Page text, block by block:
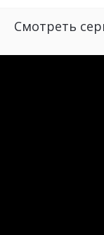
Смотреть